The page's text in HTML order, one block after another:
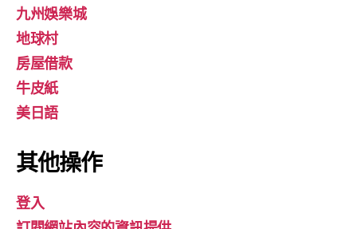
九州娛樂城
地球村
房屋借款
牛皮紙
美日語
其他操作
登入